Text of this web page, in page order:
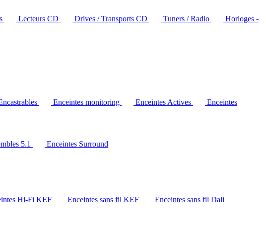
Lecteurs CD Drives / Transports CD Tuners / Radio
Horloges -
Enceintes monitoring Enceintes Actives
Enceintes
5.1
Enceintes Surround
Hi-Fi KEF Enceintes sans fil KEF
Enceintes sans fil Dali